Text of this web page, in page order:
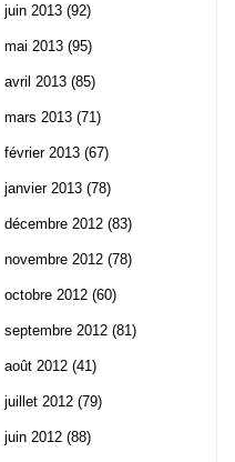
juin 2013 (92)
mai 2013 (95)
avril 2013 (85)
mars 2013 (71)
février 2013 (67)
janvier 2013 (78)
décembre 2012 (83)
novembre 2012 (78)
octobre 2012 (60)
septembre 2012 (81)
août 2012 (41)
juillet 2012 (79)
juin 2012 (88)